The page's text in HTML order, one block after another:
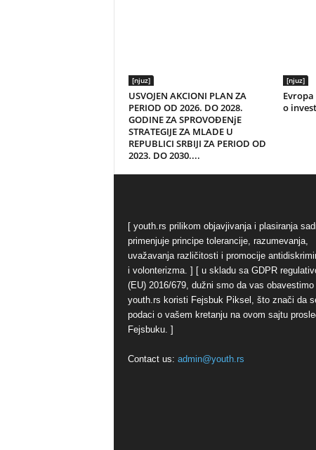
[njuz]
USVOJEN AKCIONI PLAN ZA
PERIOD OD 2026. DO 2028.
GODINE ZA SPROVOĐENjE
STRATEGIJE ZA MLADE U
REPUBLICI SRBIJI ZA PERIOD OD
2023. DO 2030....
[njuz]
o
[ youth.rs prilikom objavjivanja i plasiranja
primenjuje principe tolerancije, razumevanja,
uvažavanja različitosti i promocije
i volonterizma. ] [ u skladu sa GDPR
(EU) 2016/679, dužni smo da vas obavestimo
youth.rs koristi Fejsbuk Piksel, što znači da
podaci o vašem kretanju na ovom sajtu
Fejsbuku. ]
Contact us: admin@youth.rs